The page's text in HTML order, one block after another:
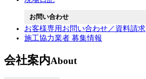
お問い合わせ
お客様専用お問い合わせ／資料請求
施工協力業者 募集情報
会社案内About